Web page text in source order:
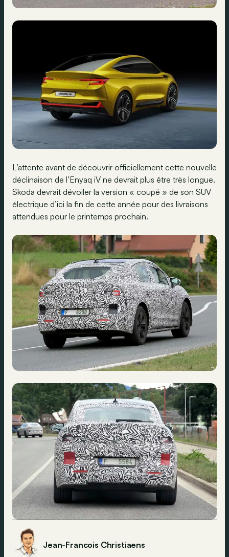
L’attente avant de découvrir officiellement cette nouvelle
déclinaison de l’Enyaq iV ne devrait plus être très longue.
Skoda devrait dévoiler la version « coupé » de son SUV
électrique d’ici la fin de cette année pour des livraisons
attendues pour le printemps prochain.
Jean-Francois Christiaens